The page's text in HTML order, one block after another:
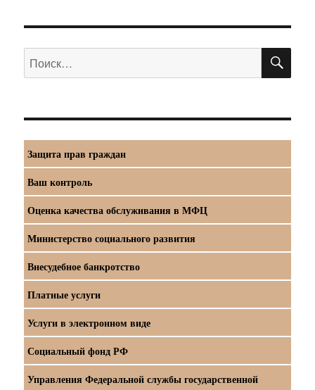
Искать:
Защита прав граждан
Ваш контроль
Оценка качества обслуживания в МФЦ
Министерство социального развития
Внесудебное банкротство
Платные услуги
Услуги в электронном виде
Социальный фонд РФ
Управления Федеральной службы государственной